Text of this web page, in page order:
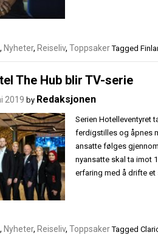
, Nyheter, Reiseliv, Toppsaker Tagged
The Hub blir TV-serie
2019 by Redaksjonen
Serien Hotelleventyret
ferdigstilles og åpnes
ansatte følges
nyansatte skal ta imot
erfaring med å drifte
, Nyheter, Reiseliv, Toppsaker Tagged